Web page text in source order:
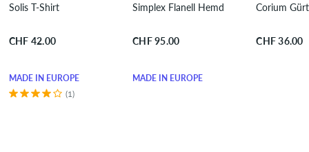
Solis T-Shirt
CHF 42.00
MADE IN EUROPE
(1)
Simplex Flanell Hemd
CHF 95.00
MADE IN EUROPE
Corium
CHF 36.00